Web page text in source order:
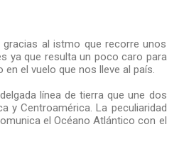
al istmo que recorre unos
ya que resulta un poco caro para
el vuelo que nos lleve al país.
línea de tierra que une dos
y Centroamérica. La peculiaridad
el Océano Atlántico con el